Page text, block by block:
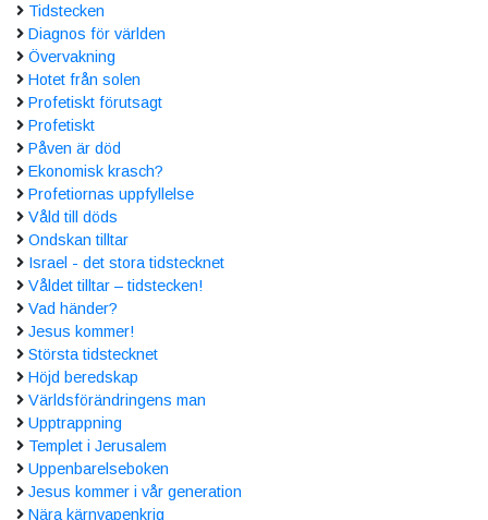
Tidstecken
Diagnos för världen
Övervakning
Hotet från solen
Profetiskt förutsagt
Profetiskt
Påven är död
Ekonomisk krasch?
Profetiornas uppfyllelse
Våld till döds
Ondskan tilltar
Israel - det stora tidstecknet
Våldet tilltar – tidstecken!
Vad händer?
Jesus kommer!
Största tidstecknet
Höjd beredskap
Världsförändringens man
Upptrappning
Templet i Jerusalem
Uppenbarelseboken
Jesus kommer i vår generation
Nära kärnvapenkrig